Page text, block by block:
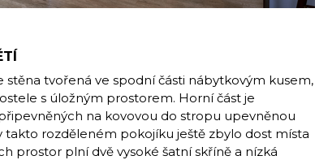
stěna tvořená ve spodní části nábytkovým kusem,
s úložným prostorem. Horní část je
na kovovou do stropu upevněnou
rozděleném pokojíku ještě zbylo dost místa
prostor plní dvě vysoké šatní skříně a nízká